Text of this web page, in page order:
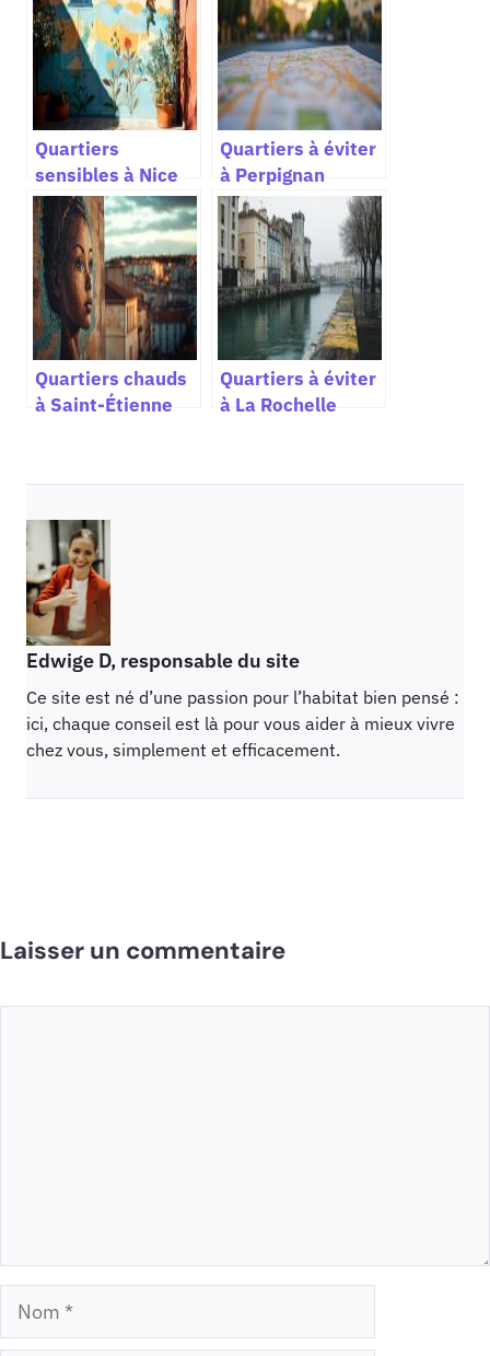
Quartiers
sensibles à Nice
Quartiers à éviter
à Perpignan
Quartiers chauds
à Saint-Étienne
Quartiers à éviter
à La Rochelle
Edwige D, responsable du site
Ce site est né d’une passion pour l’habitat bien pensé :
ici, chaque conseil est là pour vous aider à mieux vivre
chez vous, simplement et efficacement.
Laisser un commentaire
Nom